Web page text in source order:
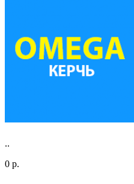
..
0 р.